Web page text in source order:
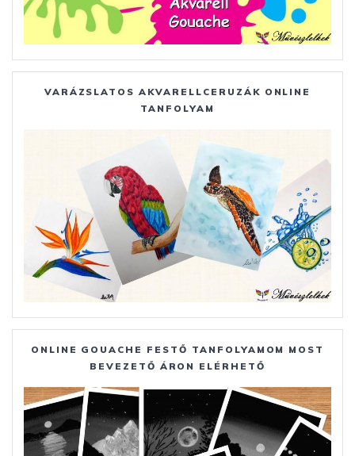
VARÁZSLATOS AKVARELLCERUZÁK ONLINE
TANFOLYAM
ONLINE GOUACHE FESTŐ TANFOLYAMOM MOST
BEVEZETŐ ÁRON ELÉRHETŐ